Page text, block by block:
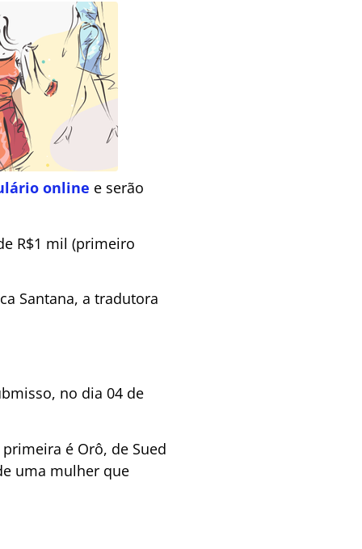
online e serão
R$1 mil (primeiro
Santana, a tradutora
no dia 04 de
é Orô, de Sued
uma mulher que